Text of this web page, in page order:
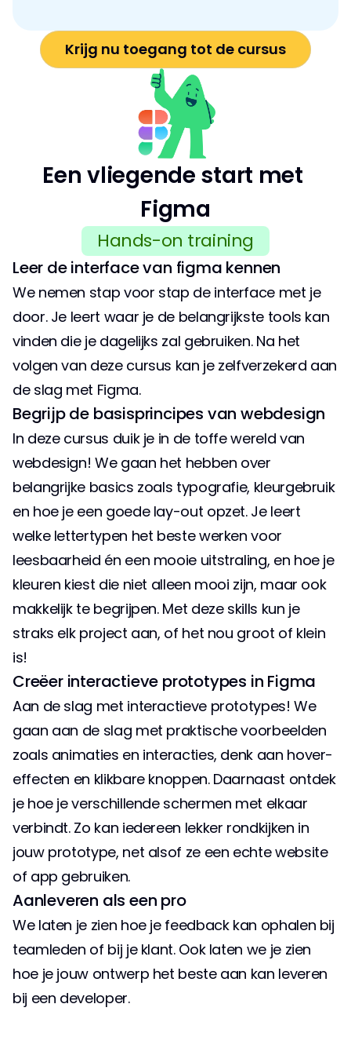
Krijg nu toegang tot de cursus
Een vliegende start met
Figma
Hands-on training
Leer de interface van figma kennen
We nemen stap voor stap de interface met je
door. Je leert waar je de belangrijkste tools kan
vinden die je dagelijks zal gebruiken. Na het
volgen van deze cursus kan je zelfverzekerd aan
de slag met Figma.
Begrijp de basisprincipes van webdesign
In deze cursus duik je in de toffe wereld van
webdesign! We gaan het hebben over
belangrijke basics zoals typografie, kleurgebruik
en hoe je een goede lay-out opzet. Je leert
welke lettertypen het beste werken voor
leesbaarheid én een mooie uitstraling, en hoe je
kleuren kiest die niet alleen mooi zijn, maar ook
makkelijk te begrijpen. Met deze skills kun je
straks elk project aan, of het nou groot of klein
is!
Creëer interactieve prototypes in Figma
Aan de slag met interactieve prototypes! We
gaan aan de slag met praktische voorbeelden
zoals animaties en interacties, denk aan hover-
effecten en klikbare knoppen. Daarnaast ontdek
je hoe je verschillende schermen met elkaar
verbindt. Zo kan iedereen lekker rondkijken in
jouw prototype, net alsof ze een echte website
of app gebruiken.
Aanleveren als een pro
We laten je zien hoe je feedback kan ophalen bij
teamleden of bij je klant. Ook laten we je zien
hoe je jouw ontwerp het beste aan kan leveren
bij een developer.